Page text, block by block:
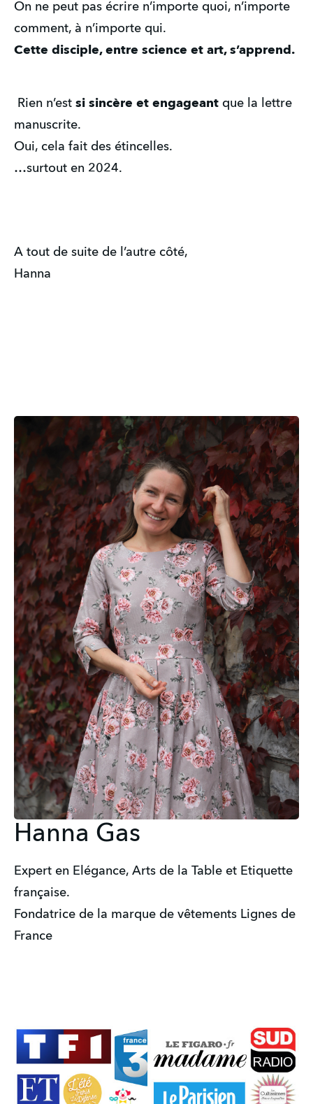
On ne peut pas écrire n’importe quoi, n’importe
comment, à n’importe qui.
Cette disciple, entre science et art, s’apprend.
Rien n’est si sincère et engageant que la lettre
manuscrite.
Oui, cela fait des étincelles.
…surtout en 2024.
A tout de suite de l’autre côté,
Hanna
Hanna Gas
Expert en Elégance, Arts de la Table et Etiquette
française.
Fondatrice de la marque de vêtements Lignes de
France